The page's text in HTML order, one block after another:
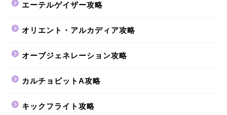
エーテルゲイザー攻略
オリエント・アルカディア攻略
オーブジェネレーション攻略
カルチョビットA攻略
キックフライト攻略